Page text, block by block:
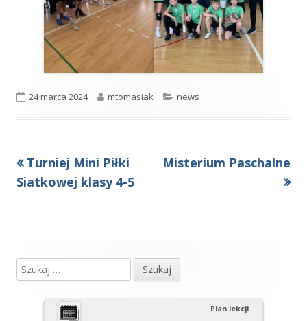
Opublikowano
24 marca 2024 Autor
mtomasiak Kategorie
news
Nawigacja
Poprzedni
artykół
Turniej Mini Piłki
Siatkowej klasy 4-5
Następny
Misterium Paschalne
Główny
panel
Szukaj:
Plan lekcji